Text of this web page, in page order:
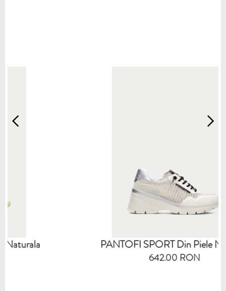
PANTOFI SPORT Din Piele Naturala
642.00 RON